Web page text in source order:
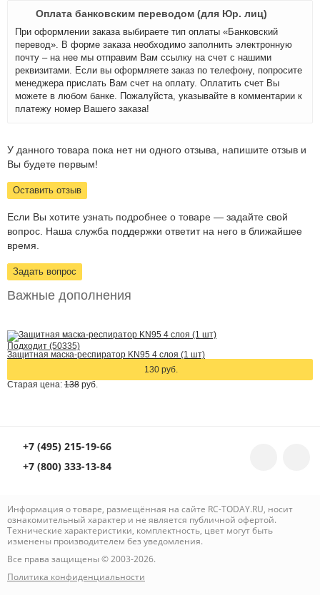
Оплата банковским переводом (для Юр. лиц)
При оформлении заказа выбираете тип оплаты «Банковский
перевод». В форме заказа необходимо заполнить электронную
почту – на нее мы отправим Вам ссылку на счет с нашими
реквизитами. Если вы оформляете заказ по телефону, попросите
менеджера прислать Вам счет на оплату. Оплатить счет Вы
можете в любом банке. Пожалуйста, указывайте в комментарии к
платежу номер Вашего заказа!
У данного товара пока нет ни одного отзыва, напишите отзыв и
Вы будете первым!
Оставить отзыв
Если Вы хотите узнать подробнее о товаре — задайте свой
вопрос. Наша служба поддержки ответит на него в ближайшее
время.
Задать вопрос
Важные дополнения
Подходит (50335)
Защитная маска-респиратор KN95 4 слоя (1 шт)
130 руб.
Старая цена: 138 руб.
+7 (495) 215-19-66
+7 (800) 333-13-84
Информация о товаре, размещённая на сайте RC-TODAY.RU, носит
ознакомительный характер и не является публичной офертой.
Технические характеристики, комплектность, цвет могут быть
изменены производителем без уведомления.
Все права защищены © 2003-2026.
Политика конфиденциальности